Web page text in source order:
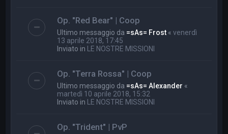
Op. "Red Bear" | Coop
Ultimo messaggio da =sAs= Frost «venerdì
13 aprile 2018, 17:45
Inviato in LE NOSTRE MISSIONI
Op. "Terra Rossa" | Coop
Ultimo messaggio da =sAs= Alexander «
martedì 10 aprile 2018, 15:32
Inviato in LE NOSTRE MISSIONI
Op. "Trident" | PvP